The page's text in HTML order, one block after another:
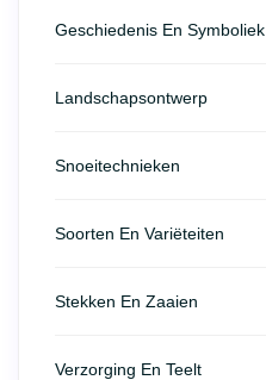
Geschiedenis En Symboliek
Landschapsontwerp
Snoeitechnieken
Soorten En Variëteiten
Stekken En Zaaien
Verzorging En Teelt